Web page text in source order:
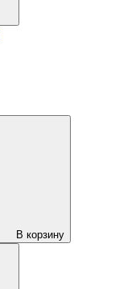
В корзину